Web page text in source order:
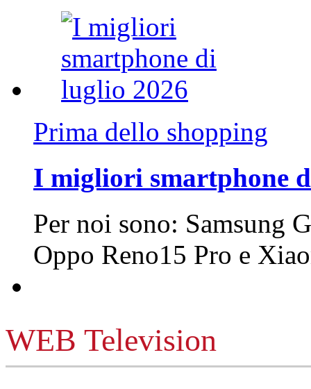
Prima dello shopping
I migliori smartphone
Per noi sono: Samsung
Oppo Reno15 Pro e
WEB Television